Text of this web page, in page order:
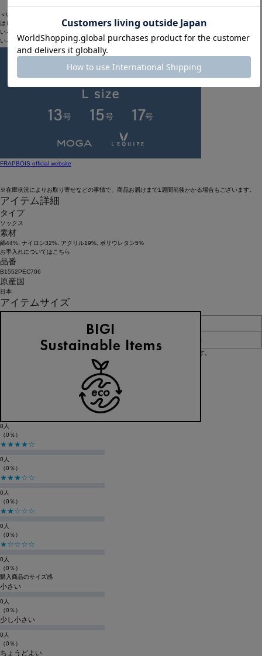
＜いろいろな人が集まるところ＞
はじめましてやそうじゃない人にも
いろいろなスタイルに
いろいろとプラスできる
いろいろなアイテムをそろえました。
この［PARK（パーク）］レーベルは
JOIN/ジョインをキーワードに、
いろいろなクリエイターやアーティスト、
今、気になるモノ・コトなどを取り入れて
ジェンダーや年齢をこえた
サイズ展開の幅を広げています。
FRAPBOIS official website
※在庫状況によりお取り寄せなどの事情で、商品お届けまで1週間前後かかる場合もございます。
アイテム詳細
タイプ
ソックス
素材
綿44%, ナイロン32%, アクリル19%, ポリウレタン5%
お手入れについてはこちら
品番
B1552PEC706
原産国
日本
アイテムサイズ
23cm
※BIGI ONLINE STOREの商品は、独自の採寸方法により採寸をしております。
サイズガイドをご覧ください。
（0件のレビュー）
0人
（0％）
★★★★☆
0人
（0％）
★★★☆☆
0人
（0％）
★★☆☆☆
0人
（0％）
★☆☆☆☆
0人
（0％）
購入商品のサイズ感
小さい
0人
（0％）
少し小さい
0人
（0％）
ちょうどよい